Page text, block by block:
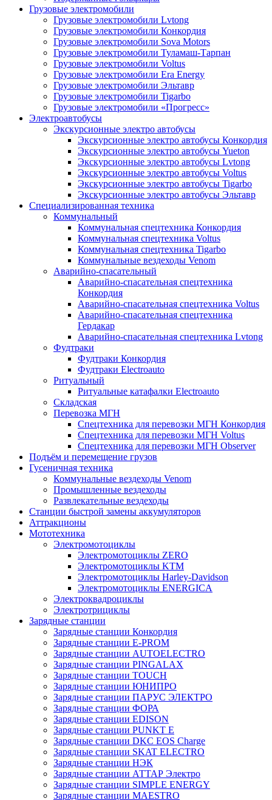
Грузовые электромобили
Грузовые электромобили Lvtong
Грузовые электромобили Конкордия
Грузовые электромобили Sova Motors
Грузовые электромобили Туламаш-Тарпан
Грузовые электромобили Voltus
Грузовые электромобили Era Energy
Грузовые электромобили Эльтавр
Грузовые электромобили Tigarbo
Грузовые электромобили «Прогресс»
Электроавтобусы
Экскурсионные электро автобусы
Экскурсионные электро автобусы Конкордия
Экскурсионные электро автобусы Yueton
Экскурсионные электро автобусы Lvtong
Экскурсионные электро автобусы Voltus
Экскурсионные электро автобусы Tigarbo
Экскурсионные электро автобусы Эльтавр
Специализированная техника
Коммунальный
Коммунальная спецтехника Конкордия
Коммунальная спецтехника Voltus
Коммунальная спецтехника Tigarbo
Коммунальные вездеходы Venom
Аварийно-спасательный
Аварийно-спасательная спецтехника
Конкордия
Аварийно-спасательная спецтехника Voltus
Аварийно-спасательная спецтехника
Гердакар
Аварийно-спасательная спецтехника Lvtong
Фудтраки
Фудтраки Конкордия
Фудтраки Electroauto
Ритуальный
Ритуальные катафалки Electroauto
Складская
Перевозка МГН
Спецтехника для перевозки МГН Конкордия
Спецтехника для перевозки МГН Voltus
Спецтехника для перевозки МГН Observer
Подъём и перемещение грузов
Гусеничная техника
Коммунальные вездеходы Venom
Промышленные вездеходы
Развлекательные вездеходы
Станции быстрой замены аккумуляторов
Аттракционы
Мототехника
Электромотоциклы
Электромотоциклы ZERO
Электромотоциклы KTM
Электромотоциклы Harley-Davidson
Электромотоциклы ENERGICA
Электроквадроциклы
Электротрициклы
Зарядные станции
Зарядные станции Конкордия
Зарядные станции E-PROM
Зарядные станции AUTOELECTRO
Зарядные станции PINGALAX
Зарядные станции TOUCH
Зарядные станции ЮНИПРО
Зарядные станции ПАРУС ЭЛЕКТРО
Зарядные станции ФОРА
Зарядные станции EDISON
Зарядные станции PUNKT E
Зарядные станции DKC EOS Charge
Зарядные станции SKAT ELECTRO
Зарядные станции НЭК
Зарядные станции АТТАР Электро
Зарядные станции SIMPLE ENERGY
Зарядные станции MAESTRO